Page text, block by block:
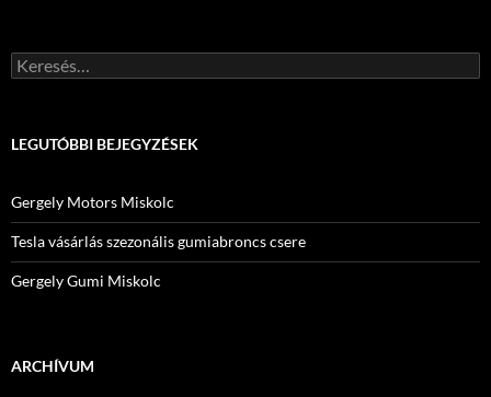
Keresés:
LEGUTÓBBI BEJEGYZÉSEK
Gergely Motors Miskolc
Tesla vásárlás szezonális gumiabroncs csere
Gergely Gumi Miskolc
ARCHÍVUM